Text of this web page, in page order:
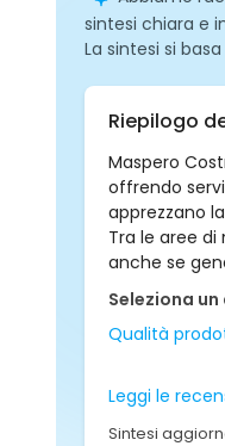
sintesi chiara e
La sintesi si
Riepilogo
Maspero
offrendo
apprezzano
Tra le aree
anche se
Seleziona
Qualità
Leggi le
Sintesi